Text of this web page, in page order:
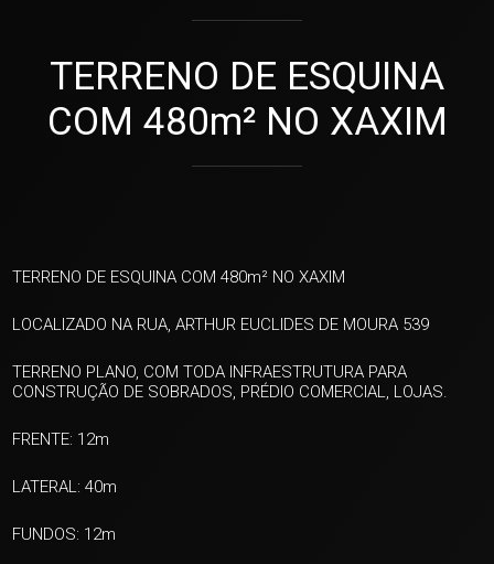
TERRENO DE ESQUINA
COM 480m² NO XAXIM
TERRENO DE ESQUINA COM 480m² NO XAXIM
LOCALIZADO NA RUA, ARTHUR EUCLIDES DE MOURA 539
TERRENO PLANO, COM TODA INFRAESTRUTURA PARA
CONSTRUÇÃO DE SOBRADOS, PRÉDIO COMERCIAL, LOJAS.
FRENTE: 12m
LATERAL: 40m
FUNDOS: 12m